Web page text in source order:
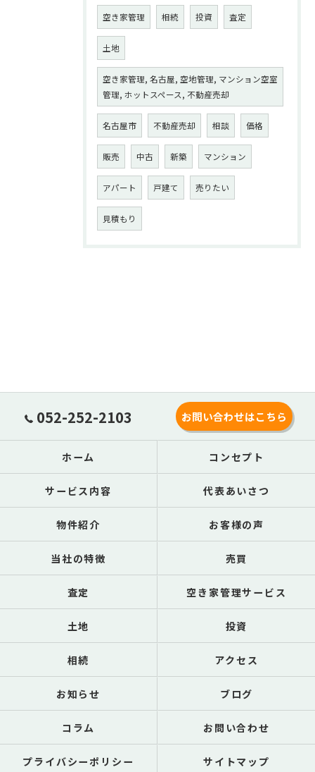
空き家管理 相続 投資 査定
土地
空き家管理, 名古屋, 空地管理, マンション空室
管理, ホットスペース, 不動産売却
名古屋市 不動産売却 相談 価格
販売 中古 新築 マンション
アパート 戸建て 売りたい
見積もり
052-252-2103 お問い合わせはこちら
ホーム コンセプト
サービス内容 代表あいさつ
物件紹介 お客様の声
当社の特徴 売買
査定 空き家管理サービス
土地 投資
相続 アクセス
お知らせ ブログ
コラム お問い合わせ
プライバシーポリシー サイトマップ